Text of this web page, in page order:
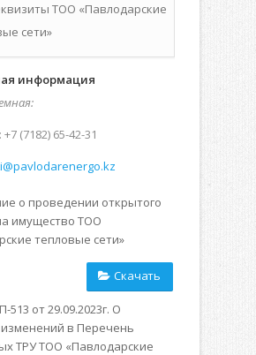
ТОО «Павлодарские
сети»
информация
+7 (7182) 65-42-31
о проведении открытого
имущество ТОО
тепловые сети»
Скачать
от 29.09.2023г. О
в Перечень
ТРУ ТОО «Павлодарские